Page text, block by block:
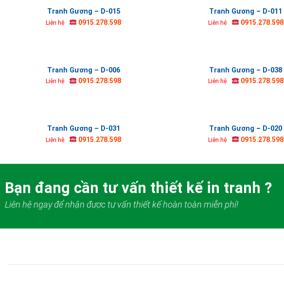
Tranh Gương – D-015
Liên hệ 0915.278.598
Tranh Gương – D-011
Liên hệ 0915.278.598
Tranh Gương – D-006
Liên hệ 0915.278.598
Tranh Gương – D-038
Liên hệ 0915.278.598
Tranh Gương – D-031
Liên hệ 0915.278.598
Tranh Gương – D-020
Liên hệ 0915.278.598
Bạn đang cần tư vấn thiết kế in tranh ?
Liên hệ ngay để nhận được tư vấn thiết kế hoàn toàn miễn phí!